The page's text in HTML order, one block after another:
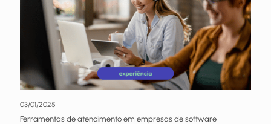
03/01/2025
Ferramentas de atendimento em empresas de software